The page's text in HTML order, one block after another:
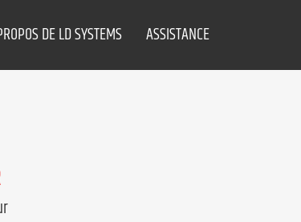
DE LD SYSTEMS ASSISTANCE